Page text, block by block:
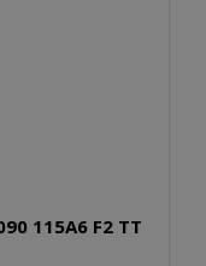
115A6 F2 TT